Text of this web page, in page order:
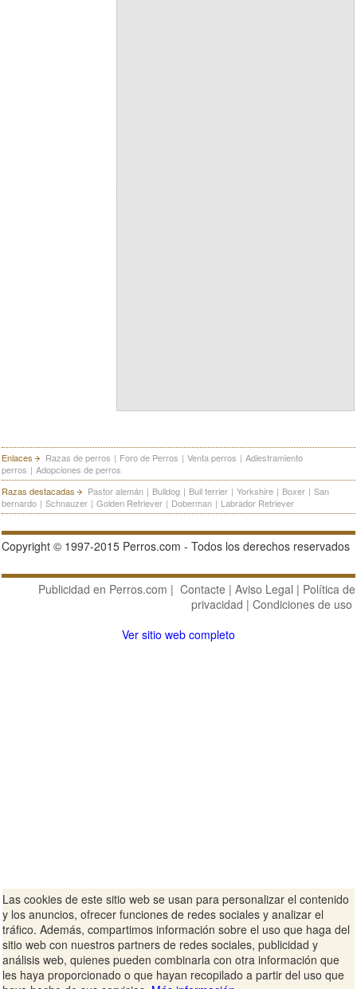
Enlaces Razas de perros | Foro de Perros | Venta perros | Adiestramiento
perros | Adopciones de perros
Razas destacadas
Pastor alemán | Bulldog | Bull terrier | Yorkshire | Boxer | San
bernardo | Schnauzer | Golden Retriever | Doberman | Labrador Retriever
Copyright © 1997-2015 Perros.com - Todos los derechos reservados
Publicidad en Perros.com | Contacte | Aviso Legal | Política de
privacidad | Condiciones de uso
Ver sitio web completo
Las cookies de este sitio web se usan para personalizar el contenido
y los anuncios, ofrecer funciones de redes sociales y analizar el
tráfico. Además, compartimos información sobre el uso que haga del
sitio web con nuestros partners de redes sociales, publicidad y
análisis web, quienes pueden combinarla con otra información que
les haya proporcionado o que hayan recopilado a partir del uso que